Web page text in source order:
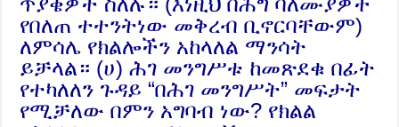
የበለጠ ተተንትነው መቅረብ ቢኖርባቸውም)
ለምሳሌ የክልሎችን አከላለል ማንሳት
ይቻላል። (ሀ) ሕገ መንግሥቱ ከመጽደቁ በፊት
የተካለለን ጉዳይ “በሕገ መንግሥት” መፍታት
የሚቻለው በምን አግባብ ነው? የክልል